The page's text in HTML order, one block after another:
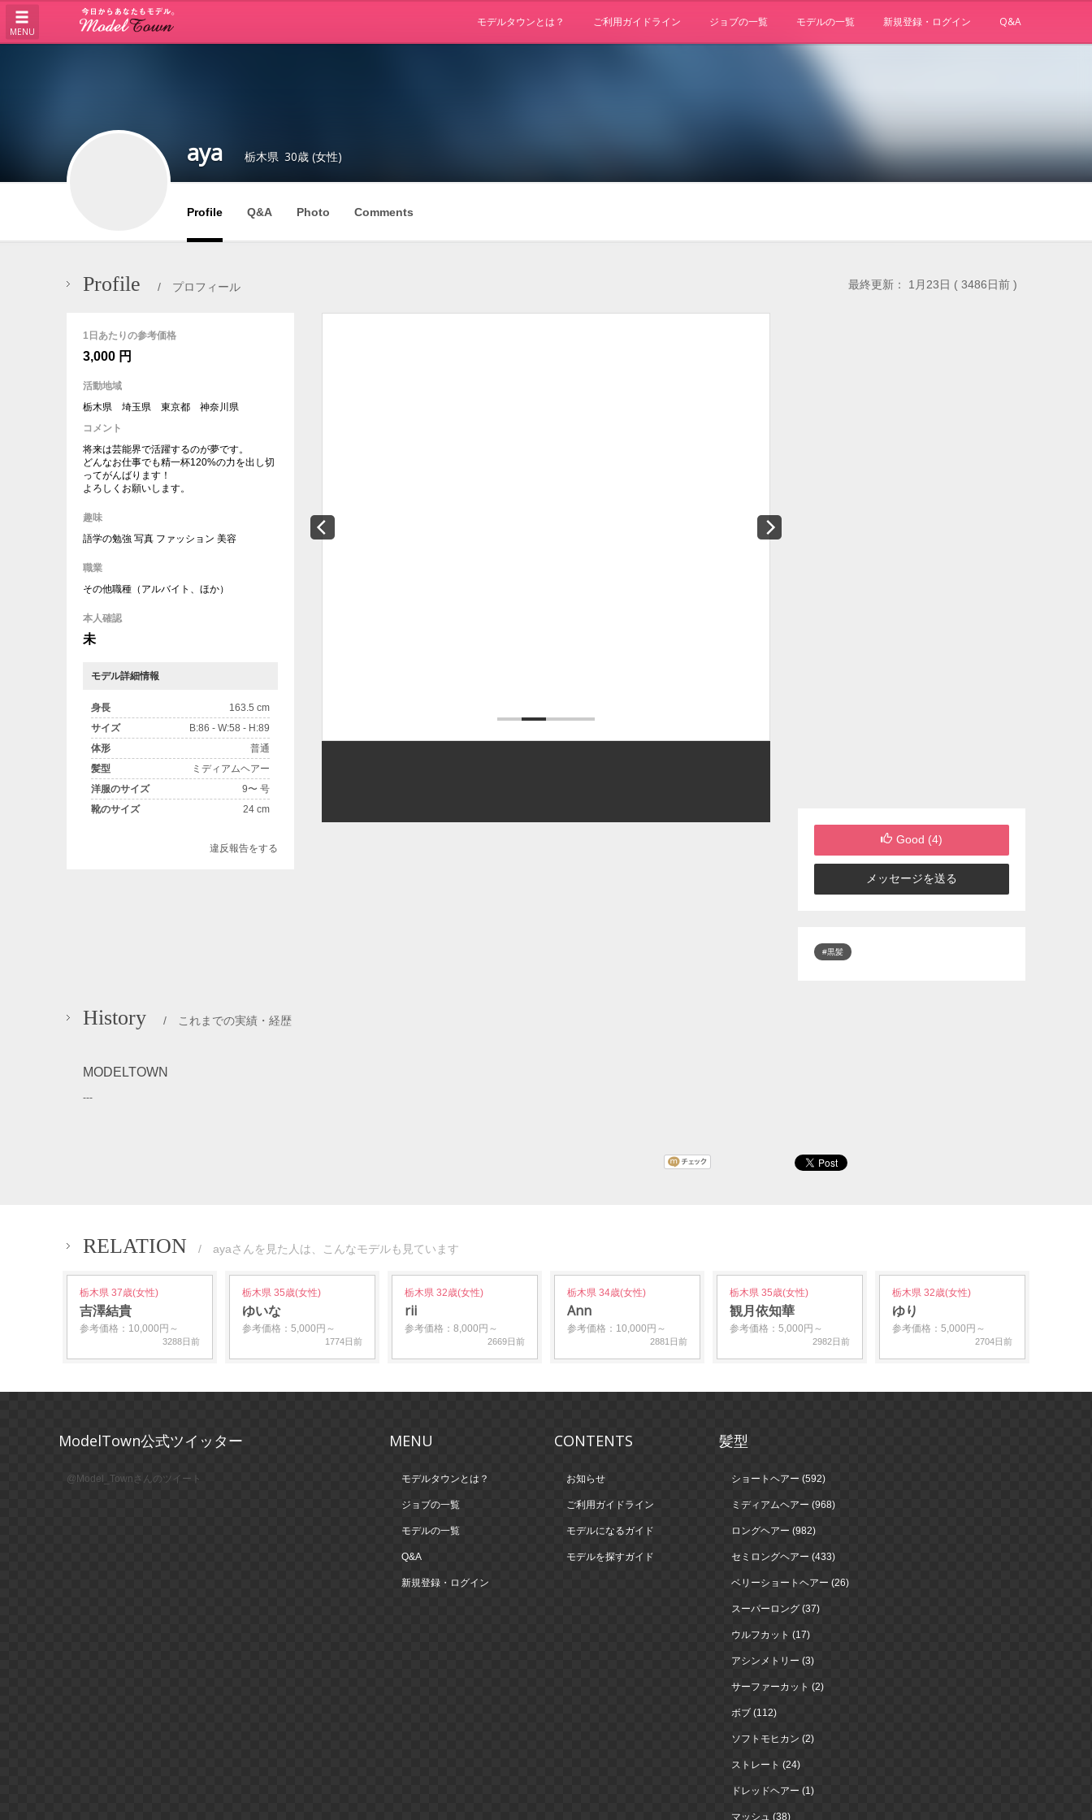
MENU
モデルタウンとは？ ご利用ガイドライン ジョブの一覧 モデルの一覧 新規登録・ログイン Q&A
aya 栃木県 30歳 (女性)
Profile Q&A Photo Comments
Profile / プロフィール 最終更新： 1月23日 ( 3486日前 )
1日あたりの参考価格
3,000 円
活動地域
栃木県 埼玉県 東京都 神奈川県
コメント
将来は芸能界で活躍するのが夢です。
どんなお仕事でも精一杯120%の力を出し切
ってがんばります！
よろしくお願いします。
趣味
語学の勉強 写真 ファッション 美容
職業
その他職種（アルバイト、ほか）
本人確認
未
モデル詳細情報
身長
163.5 cm
サイズ
B:86 - W:58 - H:89
体形
普通
髪型
ミディアムヘアー
洋服のサイズ
9〜 号
靴のサイズ
24 cm
違反報告をする
Good (4)
メッセージを送る
#黒髪
History / これまでの実績・経歴
MODELTOWN
---
RELATION / ayaさんを見た人は、こんなモデルも見ています
栃木県 37歳(女性)
吉澤結貴
参考価格：10,000円～
3288日前
栃木県 35歳(女性)
ゆいな
参考価格：5,000円～
1774日前
栃木県 32歳(女性)
rii
参考価格：8,000円～
2669日前
栃木県 34歳(女性)
Ann
参考価格：10,000円～
2881日前
栃木県 35歳(女性)
観月依知華
参考価格：5,000円～
2982日前
栃木県 32歳(女性)
ゆり
参考価格：5,000円～
2704日前
ModelTown公式ツイッター
@Model_Townさんのツイート
MENU
モデルタウンとは？
ジョブの一覧
モデルの一覧
Q&A
新規登録・ログイン
CONTENTS
お知らせ
ご利用ガイドライン
モデルになるガイド
モデルを探すガイド
髪型
ショートヘアー (592)
ミディアムヘアー (968)
ロングヘアー (982)
セミロングヘアー (433)
ベリーショートヘアー (26)
スーパーロング (37)
ウルフカット (17)
アシンメトリー (3)
サーファーカット (2)
ボブ (112)
ソフトモヒカン (2)
ストレート (24)
ドレッドヘアー (1)
マッシュ (38)